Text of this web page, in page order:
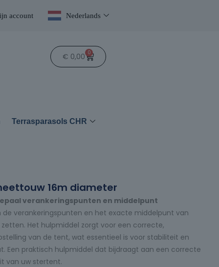
account Nederlands
€ 0,00 0
Terrasparasols CHR
16m diameter
verankeringspunten en middelpunt
verankeringspunten en het exacte middelpunt van
Het hulpmiddel zorgt voor een correcte,
van de tent, wat essentieel is voor stabiliteit en
Een praktisch hulpmiddel dat bijdraagt aan een correcte
van uw stertent.